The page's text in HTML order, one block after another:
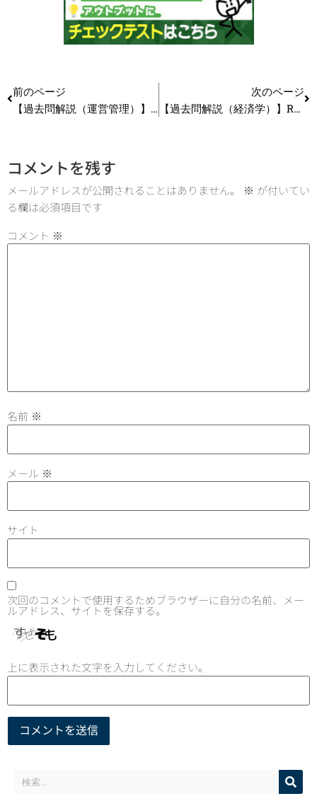
前のページ
【過去問解説（運営管理）】R7 第39問 生鮮標準商品コード #中小企業診断士試験
次のページ
【過去問解説（経済学）】R7 第7問（設問2） 45度線分析 #中小企業診断士試験
コメントを残す
メールアドレスが公開されることはありません。 ※ が付いてい
る欄は必須項目です
コメント ※
名前 ※
メール ※
サイト
次回のコメントで使用するためブラウザーに自分の名前、メー
ルアドレス、サイトを保存する。
上に表示された文字を入力してください。